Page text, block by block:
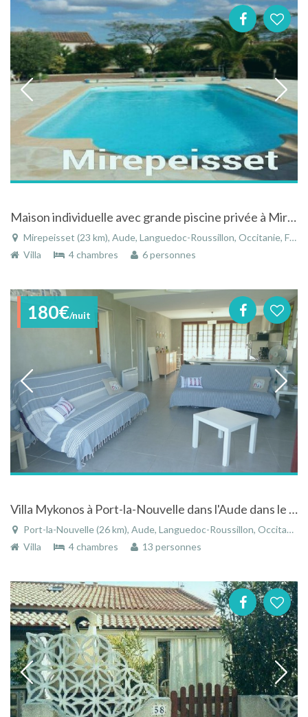
Maison individuelle avec grande piscine privée à Mirepeisset dans le Languedoc Roussillon
Mirepeisset (23 km), Aude, Languedoc-Roussillon, Occitanie, France
Villa
4 chambres 6 personnes
180€/nuit
Villa Mykonos à Port-la-Nouvelle dans l'Aude dans le Languedoc-Roussillon
Port-la-Nouvelle (26 km), Aude, Languedoc-Roussillon, Occitanie, France
Villa
4 chambres 13 personnes